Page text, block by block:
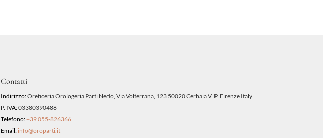
Contatti
Indirizzo:Oreficeria Orologeria Parti Nedo, Via Volterrana, 123 50020 Cerbaia V. P. Firenze Italy
P. IVA:03380390488
Telefono:+39 055-826366
Email: info@oroparti.it